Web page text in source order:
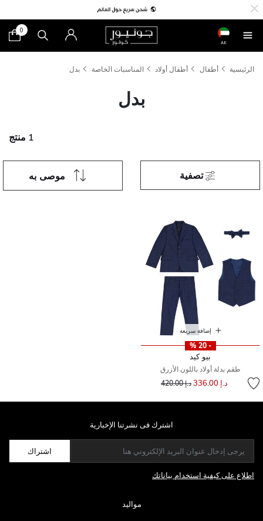
AE
0
الرئيسية أطفال أطفال أولاد المناسبات الخاصة بدل
بدل
1 منتج
موصى به تصفية
إضافة سريعة
- 20 %
بيو كيد
طقم بدلة أولاد باللون الأزرق
د.إ 336.00 سعر مخفض مند.إ 420.00
اشترك فى نشرتنا الإخبارية
اشتراك
اطلاع على كيفية استخدام بياناتك
مواليد